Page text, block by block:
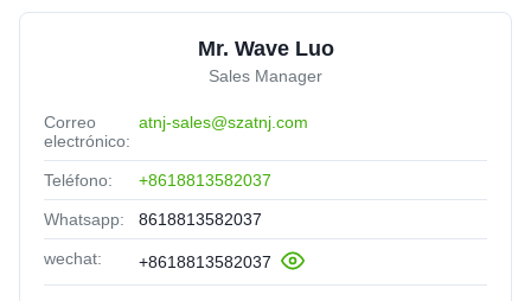
Mr. Wave Luo
Sales Manager
Correo
electrónico:
atnj-sales@szatnj.com
Teléfono: +8618813582037
Whatsapp: 8618813582037
wechat: +8618813582037